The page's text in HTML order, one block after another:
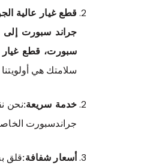
قطع غيار عالية
جراند سبورت
سبورت، قطع غيار
سلامتك هي
خدمة سريعة:نحن
جراندسبورت
أسعار شفافة:قلق